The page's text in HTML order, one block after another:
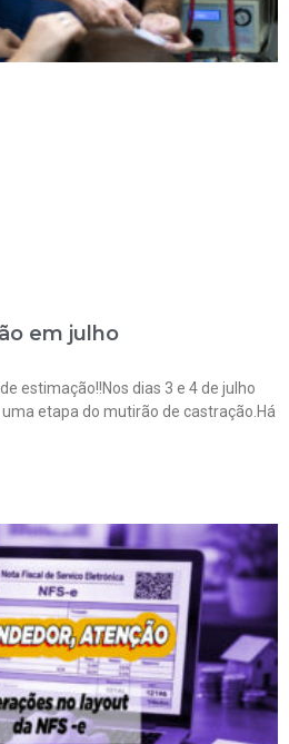
em julho
estimação!!Nos dias 3 e 4 de julho
etapa do mutirão de castração.Há